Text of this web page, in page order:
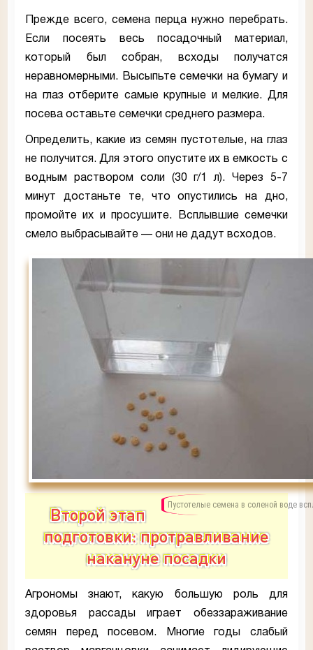
Прежде всего, семена перца нужно перебрать.
Если посеять весь посадочный материал,
который был собран, всходы получатся
неравномерными. Высыпьте семечки на бумагу и
на глаз отберите самые крупные и мелкие. Для
посева оставьте семечки среднего размера.
Определить, какие из семян пустотелые, на глаз
не получится. Для этого опустите их в емкость с
водным раствором соли (30 г/1 л). Через 5-7
минут достаньте те, что опустились на дно,
промойте их и просушите. Всплывшие семечки
смело выбрасывайте — они не дадут всходов.
Пустотелые семена в соленой воде
Второй этап
подготовки: протравливание
накануне посадки
Агрономы знают, какую большую роль для
здоровья рассады играет обеззараживание
семян перед посевом. Многие годы слабый